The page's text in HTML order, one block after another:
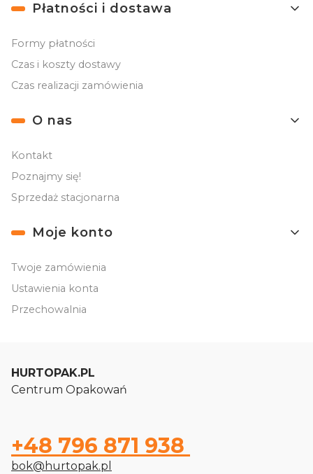
Płatności i dostawa
Formy płatności
Czas i koszty dostawy
Czas realizacji zamówienia
O nas
Kontakt
Poznajmy się!
Sprzedaż stacjonarna
Moje konto
Twoje zamówienia
Ustawienia konta
Przechowalnia
HURTOPAK.PL
Centrum Opakowań
+48 796 871 938
bok@hurtopak.pl